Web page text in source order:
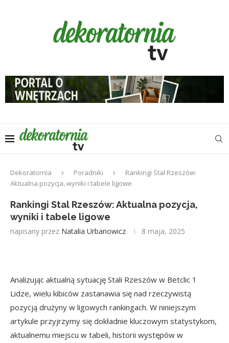
Dekoratornia Poradniki
Rankingi Stal Rzeszów:
Aktualna pozycja, wyniki i tabele ligowe
Rankingi Stal Rzeszów: Aktualna pozycja,
wyniki i tabele ligowe
napisany przez Natalia Urbanowicz 8 maja, 2025
Analizując aktualną sytuację Stali Rzeszów w Betclic 1
Lidze, wielu kibiców zastanawia się nad rzeczywistą
pozycją drużyny w ligowych rankingach. W niniejszym
artykule przyjrzymy się dokładnie kluczowym statystykom,
aktualnemu miejscu w tabeli, historii występów w